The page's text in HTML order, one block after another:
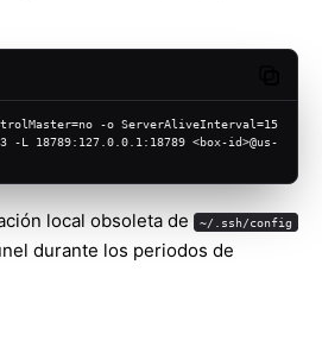
-o ServerAliveInterval=15
-L 18789:127.0.0.1:18789 <box-id>@us-
local obsoleta de ~/.ssh/config
durante los periodos de